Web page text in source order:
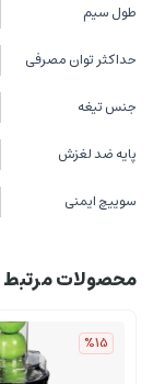
طول سیم
حداکثر توان مصرفی
جنس تیغه
پایه ضد لغزش
سوییچ ایمنی
محصولات مرتبط
%15